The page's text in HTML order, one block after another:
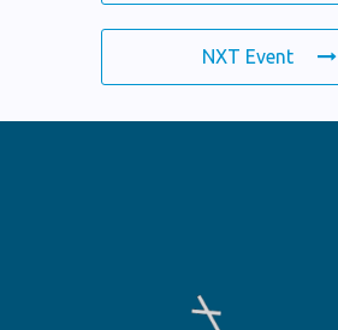
NXT Event